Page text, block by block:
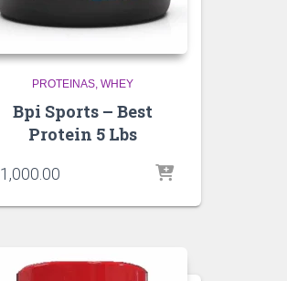
PROTEINAS WHEY
Bpi Sports – Best
Protein 5 Lbs
1,000.00